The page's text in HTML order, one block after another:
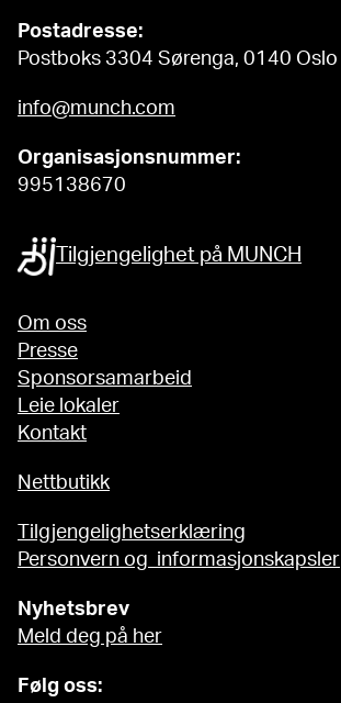
Postadresse:
Postboks 3304 Sørenga, 0140 Oslo
info@munch.com
Organisasjonsnummer:
995138670
Tilgjengelighet på MUNCH
Om oss
Presse
Sponsorsamarbeid
Leie lokaler
Kontakt
Nettbutikk
Tilgjengelighetserklæring
Personvern og informasjonskapsler
Nyhetsbrev
Meld deg på her
Følg oss: